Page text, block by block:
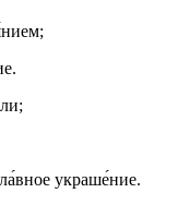
украше́ние.